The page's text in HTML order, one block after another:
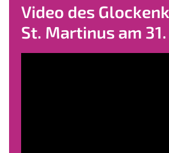
Video des
St. Martinus am